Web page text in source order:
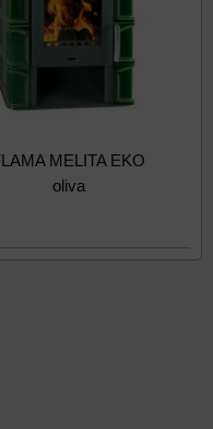
MELITA EKO
oliva